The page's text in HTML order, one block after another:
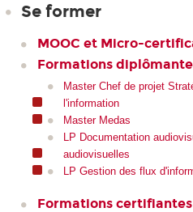
Se former
MOOC et Micro-
Formations
Master Chef de projet
l'information
Master Medas
LP Documentation
audiovisuelles
LP Gestion des flux
Formations certifiantes